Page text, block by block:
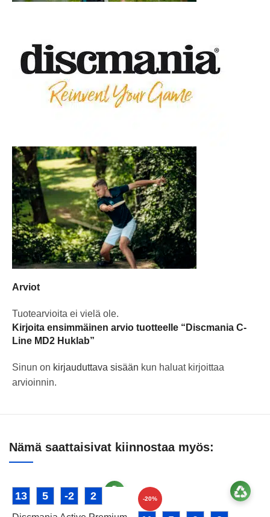
Arviot
Tuotearvioita ei vielä ole.
Kirjoita ensimmäinen arvio tuotteelle “Discmania C-
Line MD2 Huklab”
Sinun on kirjauduttava sisään kun haluat kirjoittaa
arvioinnin.
Nämä saattaisivat kiinnostaa myös:
13 5 -2 2 -20%